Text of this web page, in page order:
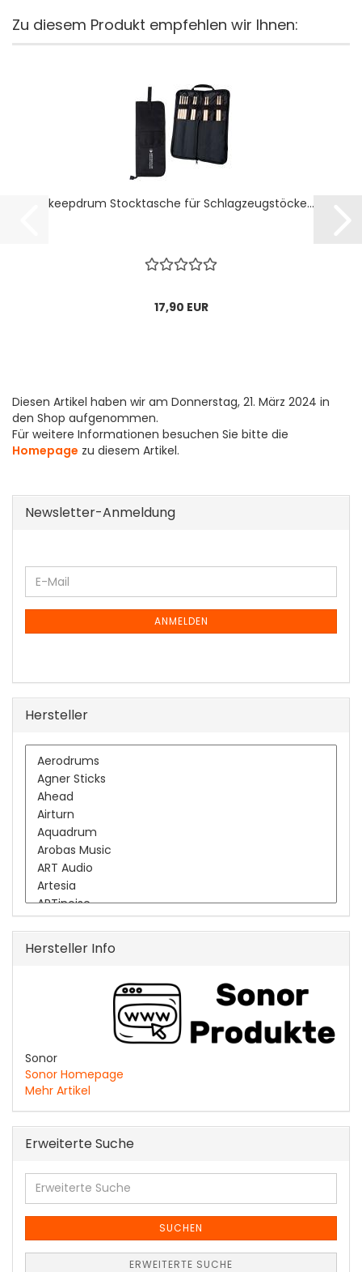
Zu diesem Produkt empfehlen wir Ihnen:
keepdrum Stocktasche für Schlagzeugstöcke...
17,90 EUR
Diesen Artikel haben wir am Donnerstag, 21. März 2024 in
den Shop aufgenommen.
Für weitere Informationen besuchen Sie bitte die
Homepage zu diesem Artikel.
Newsletter-Anmeldung
WEITER
ZUR
NEWSLETTER-
E-
Mail
ANMELDEN
Hersteller
Hersteller Info
Sonor
Sonor Homepage
Mehr Artikel
Erweiterte Suche
Erweiterte
Suche
SUCHEN
ERWEITERTE SUCHE